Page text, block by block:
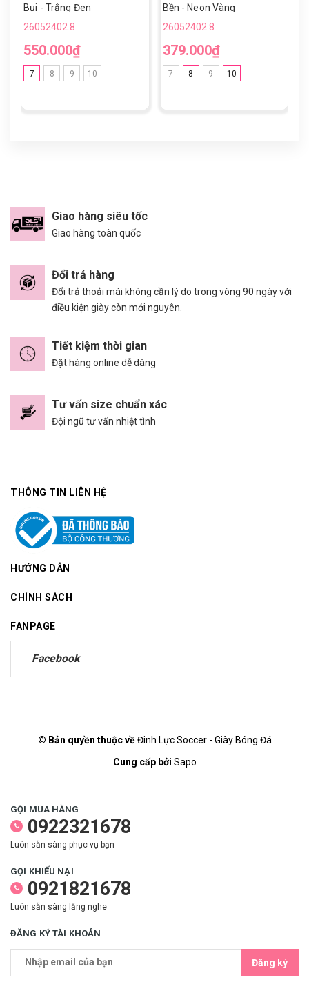
Bụi - Trắng Đen
26052402.8
550.000₫
7 8 9 10
Bền - Neon Vàng
26052402.8
379.000₫
7 8 9 10
Giao hàng siêu tốc
Giao hàng toàn quốc
Đổi trả hàng
Đổi trả thoải mái không cần lý do trong vòng 90 ngày với
điều kiện giày còn mới nguyên.
Tiết kiệm thời gian
Đặt hàng online dễ dàng
Tư vấn size chuẩn xác
Đội ngũ tư vấn nhiệt tình
THÔNG TIN LIÊN HỆ
HƯỚNG DẪN
CHÍNH SÁCH
FANPAGE
Facebook
© Bản quyền thuộc vềĐinh Lực Soccer - Giày Bóng Đá
Cung cấp bởi Sapo
GỌI MUA HÀNG
0922321678
Luôn sẵn sàng phục vụ bạn
GỌI KHIẾU NẠI
0921821678
Luôn sẵn sàng lắng nghe
ĐĂNG KÝ TÀI KHOẢN
Đăng ký